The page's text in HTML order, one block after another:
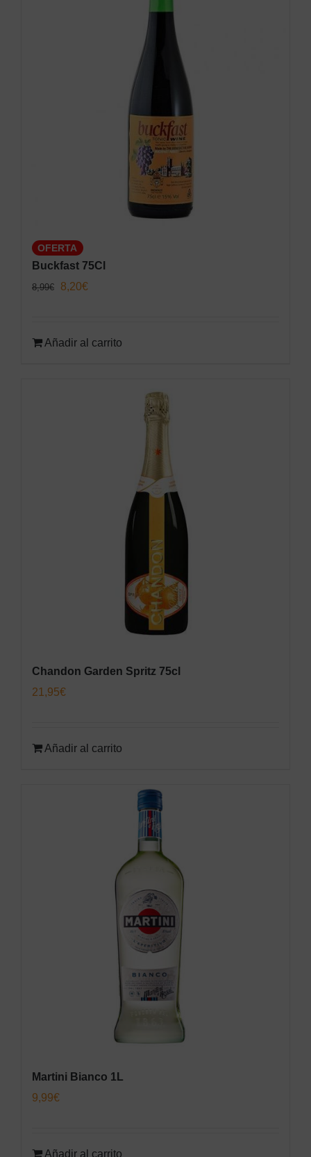
OFERTA
Buckfast 75Cl
8,99€
El
era:
8,20€
es:
Añadir al carrito
Chandon Garden Spritz 75cl
21,95€
Añadir al carrito
Martini Bianco 1L
9,99€
Añadir al carrito